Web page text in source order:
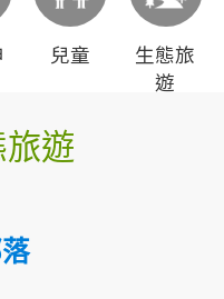
兒童
生態旅
遊
遊